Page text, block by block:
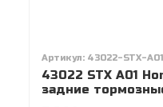
Артикул: 43022-STX-A01
43022 STX A01
задние
колодки Acura